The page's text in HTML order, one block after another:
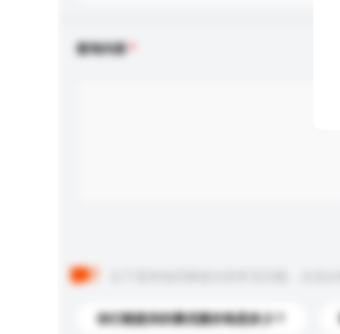
查询内容
你们能提供的最优惠价格是多少？